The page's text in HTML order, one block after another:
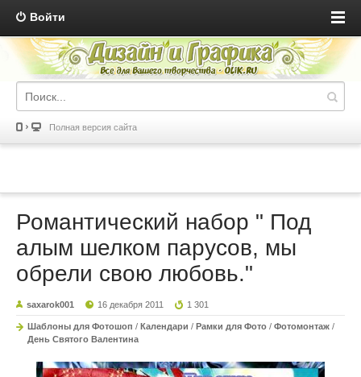
Войти
Полная версия сайта
Романтический набор " Под
алым шелком парусов, мы
обрели свою любовь."
saxarok001 16 декабря 2011 1 301
Шаблоны для Фотошоп / Календари / Рамки для Фото / Фотомонтаж /
День Святого Валентина